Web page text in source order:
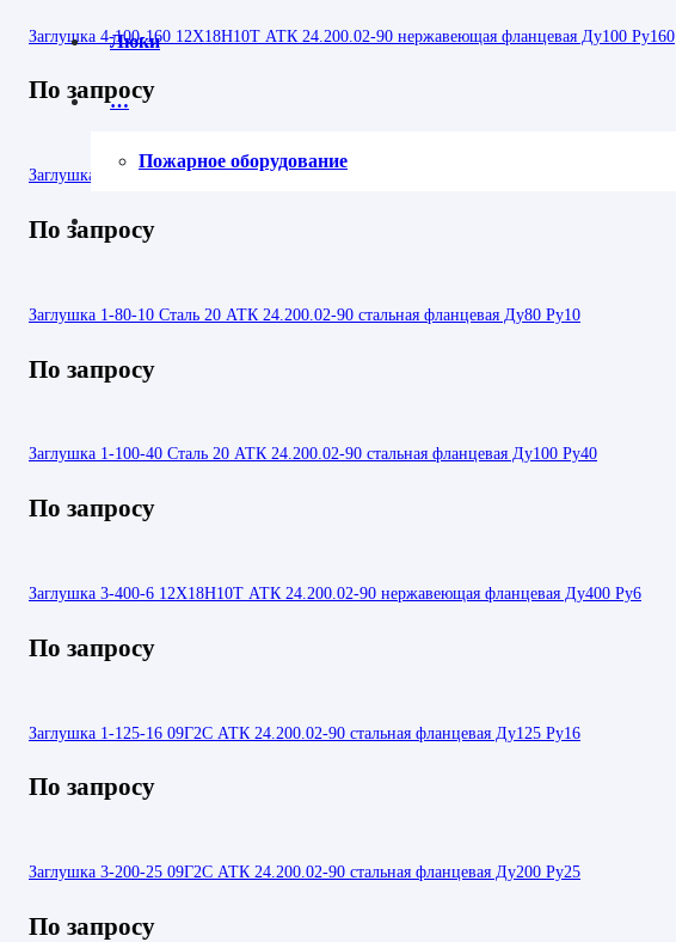
Люки
…
Пожарное оборудование
Заглушка 4-100-160 12Х18Н10Т АТК 24.200.02-90 нержавеющая фланцевая Ду100 Ру160
По запросу
Заглушка 1-65-6 09Г2С АТК 24.200.02-90 стальная фланцевая Ду65 Ру6
По запросу
Заглушка 1-80-10 Сталь 20 АТК 24.200.02-90 стальная фланцевая Ду80 Ру10
По запросу
Заглушка 1-100-40 Сталь 20 АТК 24.200.02-90 стальная фланцевая Ду100 Ру40
По запросу
Заглушка 3-400-6 12Х18Н10Т АТК 24.200.02-90 нержавеющая фланцевая Ду400 Ру6
По запросу
Заглушка 1-125-16 09Г2С АТК 24.200.02-90 стальная фланцевая Ду125 Ру16
По запросу
Заглушка 3-200-25 09Г2С АТК 24.200.02-90 стальная фланцевая Ду200 Ру25
По запросу